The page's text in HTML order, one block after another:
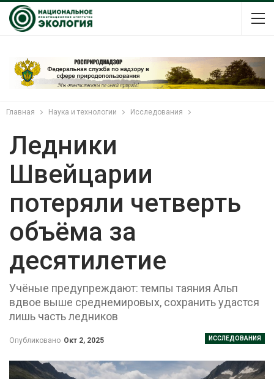
Главная Наука и технологии Исследования
Ледники
Швейцарии
потеряли четверть
объёма за
десятилетие
Учёные предупреждают: темпы таяния Альп
вдвое выше среднемировых, сохранить удастся
лишь часть ледников
ИССЛЕДОВАНИЯ
Опубликовано Окт 2, 2025